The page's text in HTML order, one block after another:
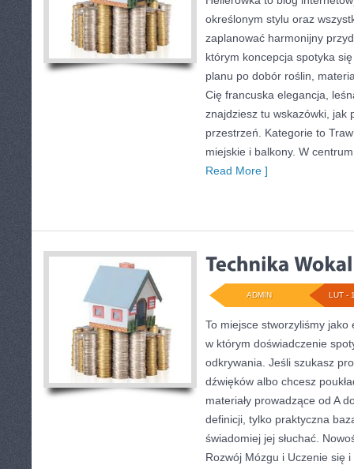
określonym stylu oraz
zaplanować harmonijny
którym koncepcja spotyka
planu po dobór roślin,
Cię francuska elegancja,
znajdziesz tu wskazówki, jak
przestrzeń. Kategorie to
miejskie i balkony. W
Read More ]
LUT -
ADMIN
To miejsce stworzyliśmy
w którym doświadczenie
odkrywania. Jeśli szukasz
dźwięków albo chcesz
materiały prowadzące od A
definicji, tylko praktyczna
świadomiej jej słuchać.
Rozwój Mózgu i Uczenie się